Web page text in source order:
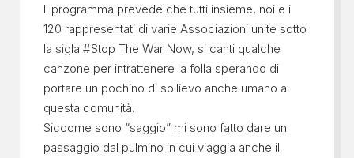
Il programma prevede che tutti insieme, noi e i
120 rappresentati di varie Associazioni unite sotto
la sigla #Stop The War Now, si canti qualche
canzone per intrattenere la folla sperando di
portare un pochino di sollievo anche umano a
questa comunità.
Siccome sono “saggio” mi sono fatto dare un
passaggio dal pulmino in cui viaggia anche il